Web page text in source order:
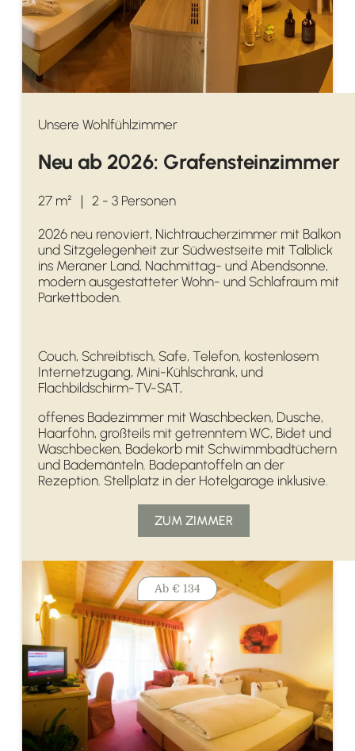
Unsere Wohlfühlzimmer
Neu ab 2026: Grafensteinzimmer
27 m² ｜ 2 - 3 Personen
2026 neu renoviert, Nichtraucherzimmer mit Balkon
und Sitzgelegenheit zur Südwestseite mit Talblick
ins Meraner Land, Nachmittag- und Abendsonne,
modern ausgestatteter Wohn- und Schlafraum mit
Parkettboden.
Couch, Schreibtisch, Safe, Telefon, kostenlosem
Internetzugang, Mini-Kühlschrank, und
Flachbildschirm-TV-SAT,
offenes Badezimmer mit Waschbecken, Dusche,
Haarföhn, großteils mit getrenntem WC, Bidet und
Waschbecken, Badekorb mit Schwimmbadtüchern
und Bademänteln. Badepantoffeln an der
Rezeption. Stellplatz in der Hotelgarage inklusive.
ZUM ZIMMER
Ab € 134